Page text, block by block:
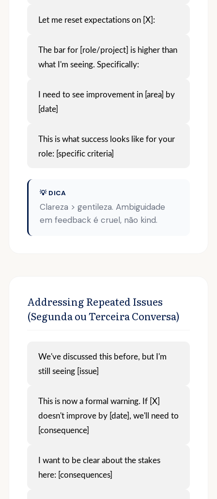
Let me reset expectations on [X]:
The bar for [role/project] is higher than
what I'm seeing. Specifically:
I need to see improvement in [area] by
[date]
This is what success looks like for your
role: [specific criteria]
💡 DICA
Clareza > gentileza. Ambiguidade
em feedback é cruel, não kind.
Addressing Repeated Issues
(Segunda ou Terceira Conversa)
We've discussed this before, but I'm
still seeing [issue]
This is now a formal warning. If [X]
doesn't improve by [date], we'll need to
[consequence]
I want to be clear about the stakes
here: [consequences]